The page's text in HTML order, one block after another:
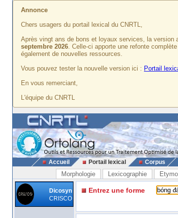
Annonce
Chers usagers du portail lexical du CNRTL,
Après vingt ans de bons et loyaux services, la version
septembre 2026. Celle-ci apporte une refonte
également de nouvelles ressources.
Vous pouvez tester la nouvelle version ici : Portail
En vous remerciant,
L'équipe du CNRTL
Accueil Portail lexical Corpus
Morphologie Lexicographie
Dicosyn
CRISCO
Entrez une forme